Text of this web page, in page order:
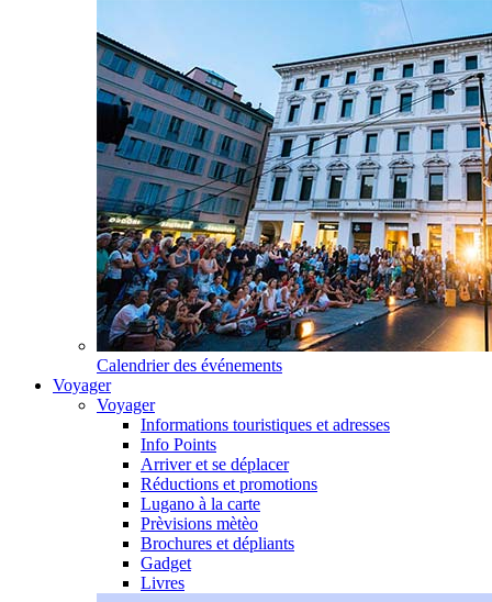
Calendrier des événements
Voyager
Voyager
Informations touristiques et adresses
Info Points
Arriver et se déplacer
Réductions et promotions
Lugano à la carte
Prèvisions mètèo
Brochures et dépliants
Gadget
Livres